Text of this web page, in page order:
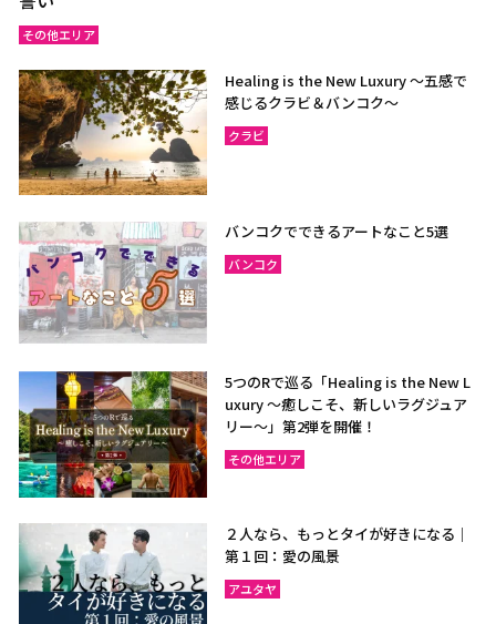
その他エリア
Healing is the New Luxury ～五感で
感じるクラビ＆バンコク～
クラビ
バンコクでできるアートなこと5選
バンコク
5つのRで巡る「Healing is the New L
uxury ～癒しこそ、新しいラグジュア
リー〜」第2弾を開催！
その他エリア
２人なら、もっとタイが好きになる｜
第１回：愛の風景
アユタヤ